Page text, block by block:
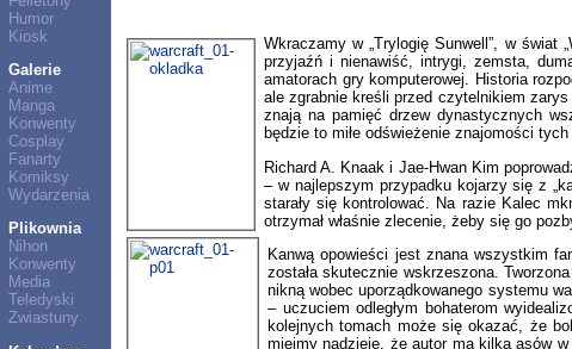
Humor
Kiosk
Galerie
Anime
Manga
Konwenty
Cosplay
Fanarty
Komiksy
Wydarzenia
Plikownia
Nihon
Konwenty
Media
Teledyski
Zwiastuny
Wkraczamy w „Trylogię Sunwell”, w świat
przyjaźń i nienawiść, intrygi, zemsta,
amatorach gry komputerowej. Historia
ale zgrabnie kreśli przed czytelnikiem
znają na pamięć drzew dynastycznych
będzie to miłe odświeżenie znajomości
Richard A. Knaak i Jae-Hwan Kim
– w najlepszym przypadku kojarzy się z
starały się kontrolować. Na razie Kalec
otrzymał właśnie zlecenie, żeby się go
Kanwą opowieści jest znana wszystkim
została skutecznie wskrzeszona.
nikną wobec uporządkowanego systemu
– uczuciem odległym bohaterom
kolejnych tomach może się okazać, że
miejmy nadzieję, że autor ma kilka asów